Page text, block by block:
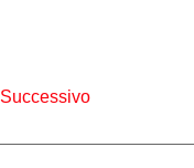
Successivo